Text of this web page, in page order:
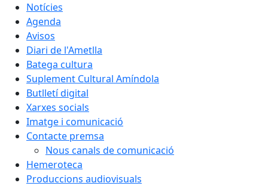
Notícies
Agenda
Avisos
Diari de l'Ametlla
Batega cultura
Suplement Cultural Amíndola
Butlletí digital
Xarxes socials
Imatge i comunicació
Contacte premsa
Nous canals de comunicació
Hemeroteca
Produccions audiovisuals